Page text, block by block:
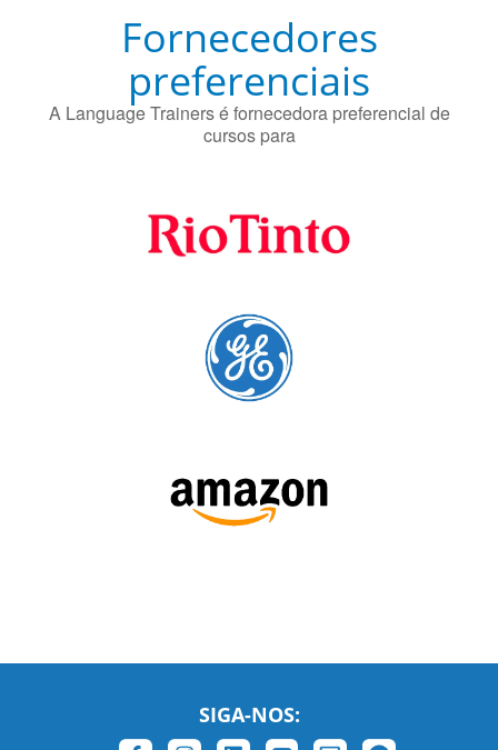
Fornecedores
preferenciais
A Language Trainers é fornecedora preferencial de
cursos para
SIGA-NOS: